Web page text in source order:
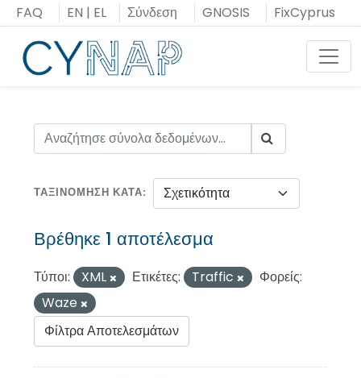
Μεταπήδηση
στο
περιεχόμενο
FAQ EN | EL Σύνδεση GNOSIS FixCyprus
ΤΑΞΙΝΌΜΗΣΗ ΚΑΤΆ
Βρέθηκε 1 αποτέλεσμα
Τύποι: XML Ετικέτες: Traffic
Φορείς:
Waze
Φίλτρα Αποτελεσμάτων